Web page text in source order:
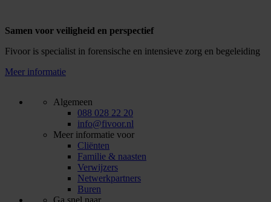
Samen voor veiligheid en perspectief
Fivoor is specialist in forensische en intensieve zorg en begeleiding
Meer informatie
Algemeen
088 028 22 20
info@fivoor.nl
Meer informatie voor
Cliënten
Familie & naasten
Verwijzers
Netwerkpartners
Buren
Ga snel naar